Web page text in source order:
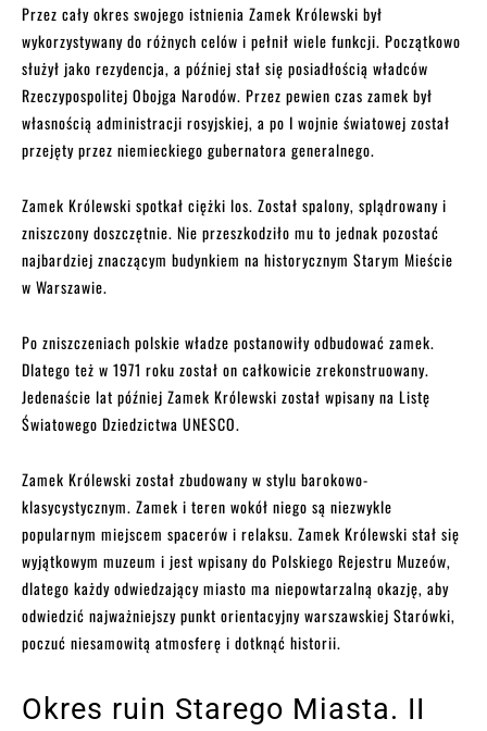
Przez cały okres swojego istnienia Zamek Królewski był
wykorzystywany do różnych celów i pełnił wiele funkcji. Początkowo
służył jako rezydencja, a później stał się posiadłością władców
Rzeczypospolitej Obojga Narodów. Przez pewien czas zamek był
własnością administracji rosyjskiej, a po I wojnie światowej został
przejęty przez niemieckiego gubernatora generalnego.
Zamek Królewski spotkał ciężki los. Został spalony, splądrowany i
zniszczony doszczętnie. Nie przeszkodziło mu to jednak pozostać
najbardziej znaczącym budynkiem na historycznym Starym Mieście
w Warszawie.
Po zniszczeniach polskie władze postanowiły odbudować zamek.
Dlatego też w 1971 roku został on całkowicie zrekonstruowany.
Jedenaście lat później Zamek Królewski został wpisany na Listę
Światowego Dziedzictwa UNESCO.
Zamek Królewski został zbudowany w stylu barokowo-
klasycystycznym. Zamek i teren wokół niego są niezwykle
popularnym miejscem spacerów i relaksu. Zamek Królewski stał się
wyjątkowym muzeum i jest wpisany do Polskiego Rejestru Muzeów,
dlatego każdy odwiedzający miasto ma niepowtarzalną okazję, aby
odwiedzić najważniejszy punkt orientacyjny warszawskiej Starówki,
poczuć niesamowitą atmosferę i dotknąć historii.
Okres ruin Starego Miasta. II